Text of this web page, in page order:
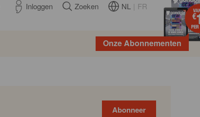
Inloggen Zoeken NL FR
Onze Abonnementen
Abonneer